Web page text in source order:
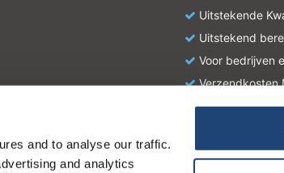
and to analyse our traffic.
and analytics
Uitstekende
Uitstekend
Voor bedrijven
Verzendkosten
en/of informatie en zijn geen handleiding